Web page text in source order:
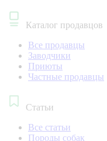
Каталог продавцов
Все продавцы
Заводчики
Приюты
Частные продавцы
Статьи
Все статьи
Породы собак